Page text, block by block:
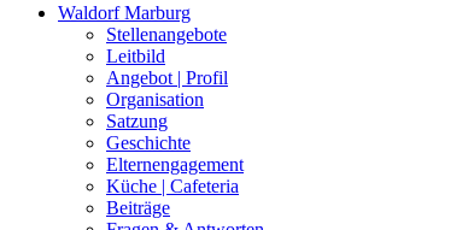
Waldorf Marburg
Stellenangebote
Leitbild
Angebot | Profil
Organisation
Satzung
Geschichte
Elternengagement
Küche | Cafeteria
Beiträge